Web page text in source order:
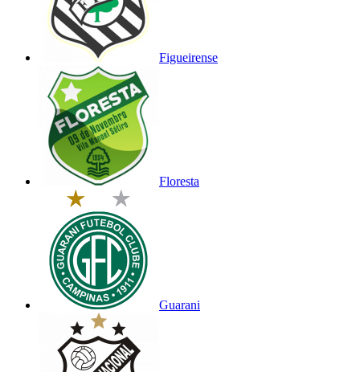
Figueirense
Floresta
Guarani